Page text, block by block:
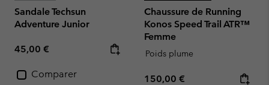
Sandale Techsun
Adventure Junior
Regular price:
45,00 €
Comparer
Chaussure de Running
Konos Speed Trail ATR™
Femme
Poids plume
Regular price:
150,00 €